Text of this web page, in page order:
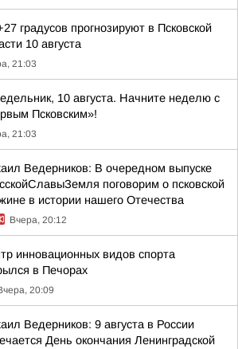
градусов прогнозируют в Псковской
10 августа
21:03
10 августа. Начните неделю с
Псковским»!
21:03
Ведерников: В очередном выпуске
поговорим о псковской
в истории нашего Отечества
Вчера, 20:12
инновационных видов спорта
в Печорах
20:09
Ведерников: 9 августа в России
День окончания Ленинградской